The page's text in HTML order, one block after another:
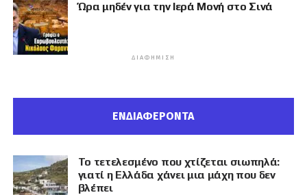
Ώρα μηδέν για την Ιερά Μονή στο Σινά
ΔΙΑΦΉΜΙΣΗ
ΕΝΔΙΑΦΕΡΟΝΤΑ
Το τετελεσμένο που χτίζεται σιωπηλά:
γιατί η Ελλάδα χάνει μια μάχη που δεν
βλέπει